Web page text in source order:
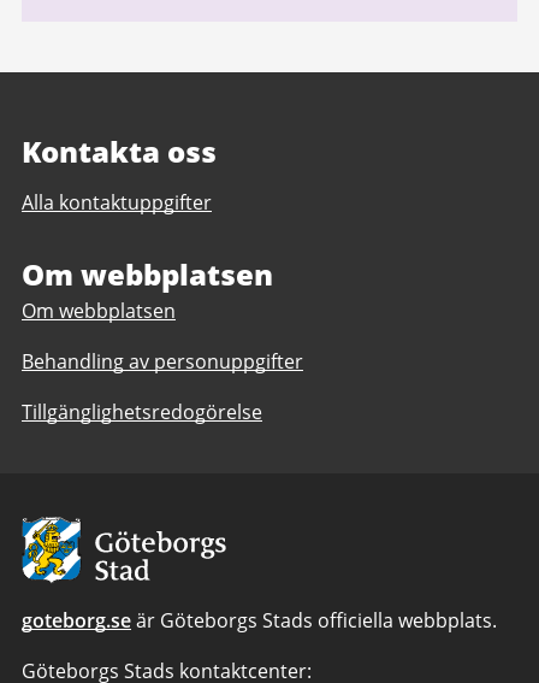
Kontakta oss
Alla kontaktuppgifter
Om webbplatsen
Om webbplatsen
Behandling av personuppgifter
Tillgänglighetsredogörelse
Avsändare:
Göteborgs
Stad
goteborg.seär Göteborgs Stads officiella webbplats.
Göteborgs Stads kontaktcenter: